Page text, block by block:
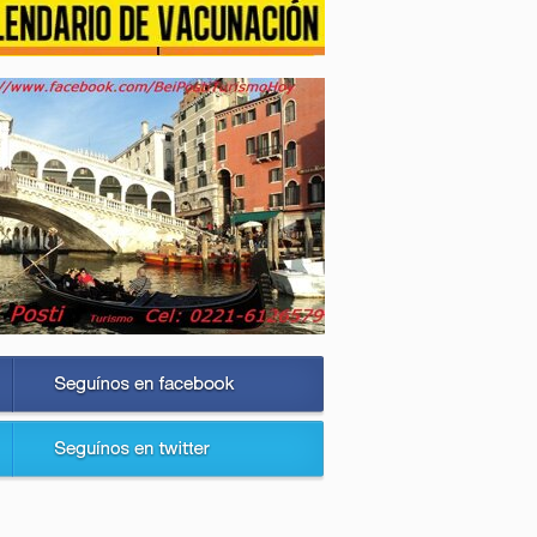
cobran esos
establecimientos: el
incremento se aplicará a
que el pago
correspondiente a marzo
se prorrateará en nueve
cuotas buscando
morigerar el impacto al
bolsillo.